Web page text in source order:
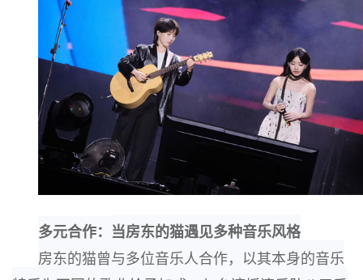
多元合作： 当房东的猫遇见多种音乐风格
房东的猫曾与多位音乐人合作，以其本身的音乐